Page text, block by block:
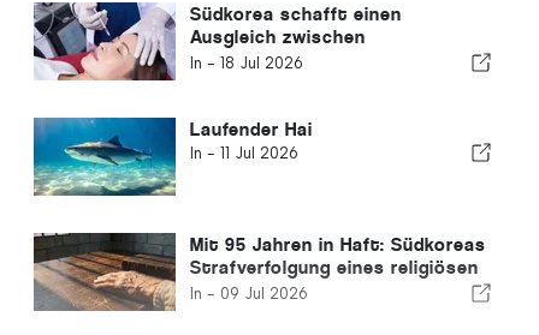
Südkorea schafft einen
Ausgleich zwischen
Medizintourismus und
In - 18 Jul 2026
Laufender Hai
In - 11 Jul 2026
Mit 95 Jahren in Haft: Südkoreas
Strafverfolgung eines religiösen
Führers löst internationale
In - 09 Jul 2026